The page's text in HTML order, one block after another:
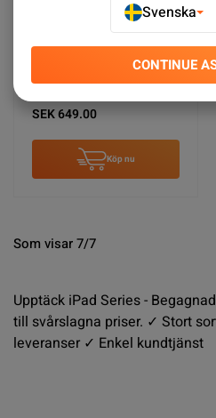
SEK 649.00
Köp nu
Som visar 7/7
Upptäck iPad Series -
till svårslagna priser. ✓ Stort
leveranser ✓ Enkel kundtjänst
Svenska
CONTINUE